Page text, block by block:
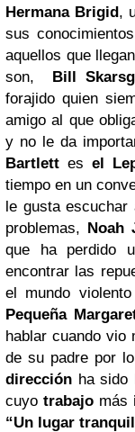
Hermana Brigid,
sus
aquellos que
son, Bill
forajido quien
amigo al que
y no le da
Bartlett es el
tiempo en un
le gusta
problemas, Noah
que ha perdido
encontrar las
el mundo
Pequeña
hablar cuando vio
de su padre por
dirección ha sido
cuyo trabajo más
“Un lugar